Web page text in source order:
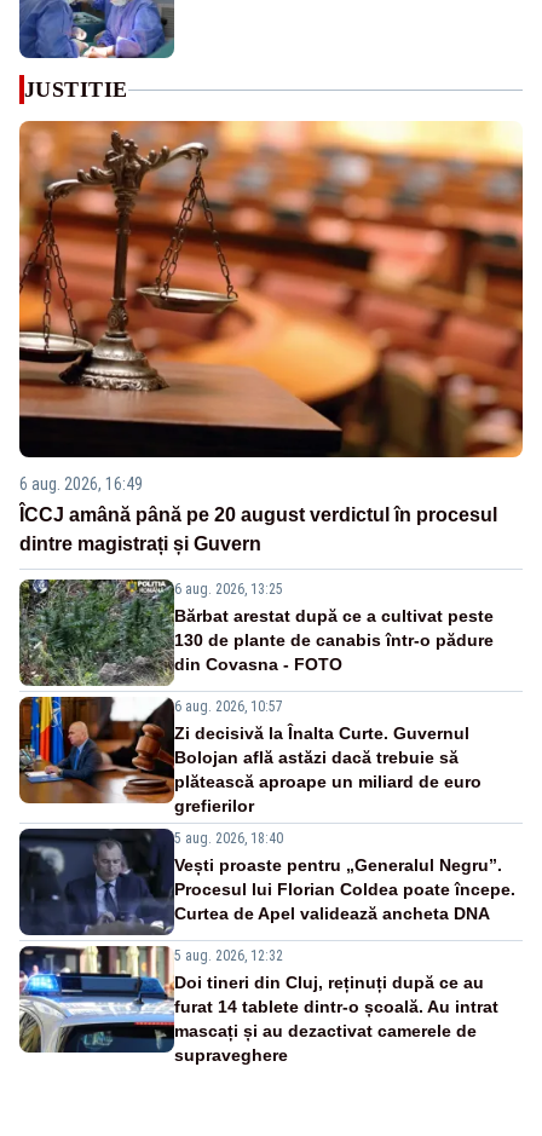
JUSTITIE
6 aug. 2026, 16:49
ÎCCJ amână până pe 20 august verdictul în procesul
dintre magistrați și Guvern
6 aug. 2026, 13:25
Bărbat arestat după ce a cultivat peste
130 de plante de canabis într-o pădure
din Covasna - FOTO
6 aug. 2026, 10:57
Zi decisivă la Înalta Curte. Guvernul
Bolojan află astăzi dacă trebuie să
plătească aproape un miliard de euro
grefierilor
5 aug. 2026, 18:40
Vești proaste pentru „Generalul Negru”.
Procesul lui Florian Coldea poate începe.
Curtea de Apel validează ancheta DNA
5 aug. 2026, 12:32
Doi tineri din Cluj, reținuți după ce au
furat 14 tablete dintr-o școală. Au intrat
mascați și au dezactivat camerele de
supraveghere